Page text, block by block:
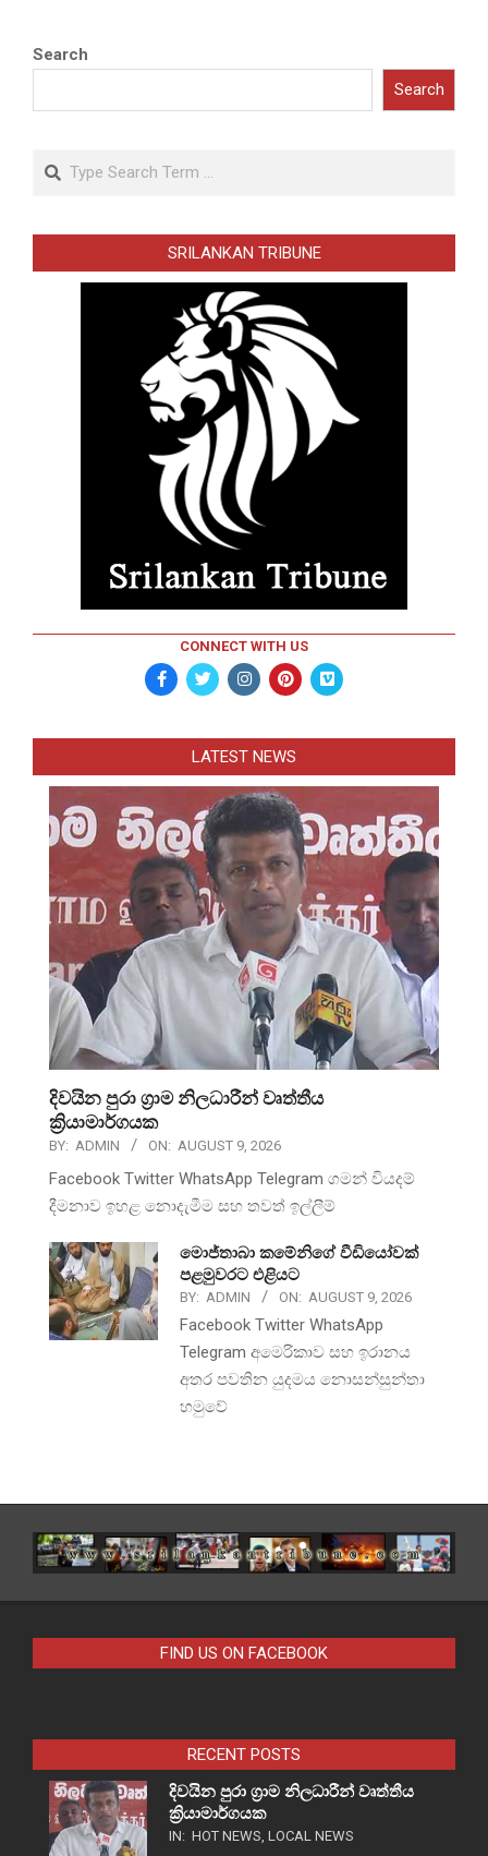
Search
Search
Search
SRILANKAN TRIBUNE
CONNECT WITH US
LATEST NEWS
දිවයින පුරා ග්‍රාම නිලධාරීන් වෘත්තීය
ක්‍රියාමාර්ගයක
BY: ADMIN ON: AUGUST 9, 2026
Facebook Twitter WhatsApp Telegram ගමන් වියදම්
දීමනාව ඉහළ නොදැමීම සහ තවත් ඉල්ලීම්
මොජ්තාබා කමේනිගේ වීඩියෝවක්
පළමුවරට එළියට
BY: ADMIN ON: AUGUST 9, 2026
Facebook Twitter WhatsApp
Telegram අමෙරිකාව සහ ඉරානය
අතර පවතින යුදමය නොසන්සුන්තා
හමුවේ
FIND US ON FACEBOOK
RECENT POSTS
දිවයින පුරා ග්‍රාම නිලධාරීන් වෘත්තීය
ක්‍රියාමාර්ගයක
IN: HOT NEWS, LOCAL NEWS